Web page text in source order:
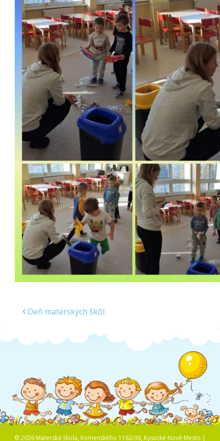
Školská jedáleň
Jedálny lístok
Kontakt
Ochrana osobných
údajov – GDPR
Vzdelávanie
zamestnancov
Deň materských škôl
© 2026 Materská škola, Komenského 1162/38, Kysucké Nové Mesto |